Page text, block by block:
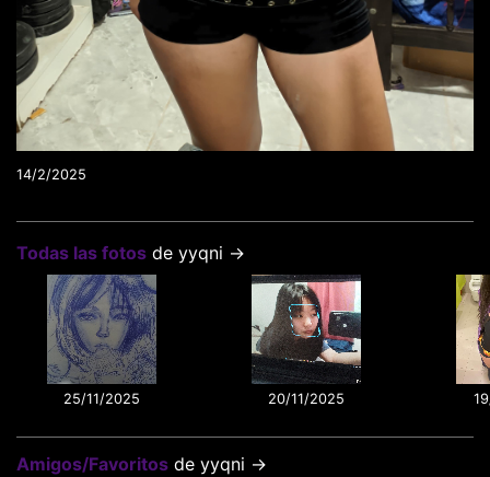
14/2/2025
Todas las fotos de yyqni →
25/11/2025 20/11/2025
Amigos/Favoritos de yyqni →